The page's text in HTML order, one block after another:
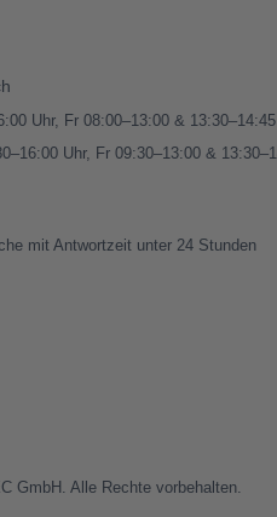
Uhr, Fr 08:00–13:00 &
Uhr, Fr 09:30–13:00 &
mit Antwortzeit unter 24 Stunden
GmbH. Alle Rechte vorbehalten.